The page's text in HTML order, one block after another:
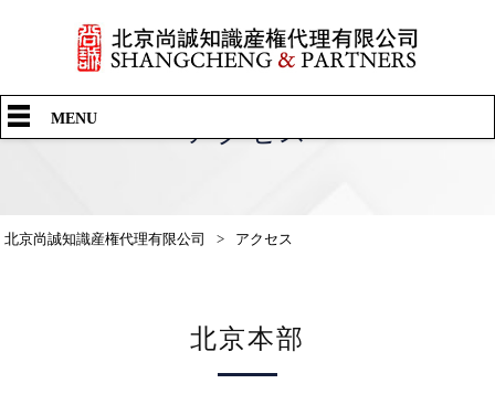
MENU アクセス
北京尚誠知識産権代理有限公司 > アクセス
北京本部